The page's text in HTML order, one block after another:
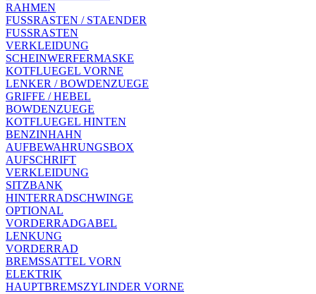
RAHMEN
FUSSRASTEN / STAENDER
FUSSRASTEN
VERKLEIDUNG
SCHEINWERFERMASKE
KOTFLUEGEL VORNE
LENKER / BOWDENZUEGE
GRIFFE / HEBEL
BOWDENZUEGE
KOTFLUEGEL HINTEN
BENZINHAHN
AUFBEWAHRUNGSBOX
AUFSCHRIFT
VERKLEIDUNG
SITZBANK
HINTERRADSCHWINGE
OPTIONAL
VORDERRADGABEL
LENKUNG
VORDERRAD
BREMSSATTEL VORN
ELEKTRIK
HAUPTBREMSZYLINDER VORNE